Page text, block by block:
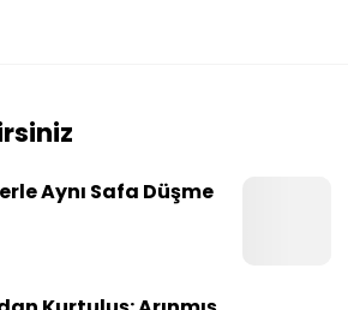
Aynı Safa Düşme